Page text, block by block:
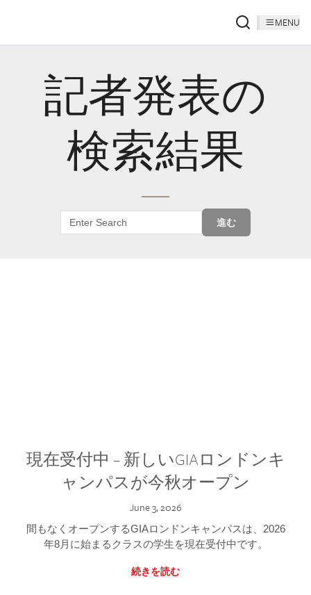
MENU
記者発表の
検索結果
進む
現在受付中 – 新しいGIAロンドンキ
ャンパスが今秋オープン
June 3, 2026
間もなくオープンするGIAロンドンキャンパスは、2026
年8月に始まるクラスの学生を現在受付中です。
続きを読む